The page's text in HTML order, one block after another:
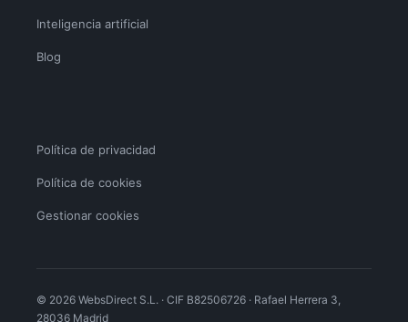
Inteligencia artificial
Blog
Política de privacidad
Política de cookies
Gestionar cookies
© 2026 WebsDirect S.L. · CIF B82506726 · Rafael Herrera 3,
28036 Madrid